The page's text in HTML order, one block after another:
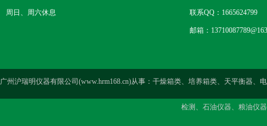
周日、周六休息 联系QQ：1665624799
邮箱：
广州沪瑞明仪器有限公司(www.hrm168.cn)从事：干燥箱类、培养箱类、天平衡器
检测、石油仪器、粮油仪